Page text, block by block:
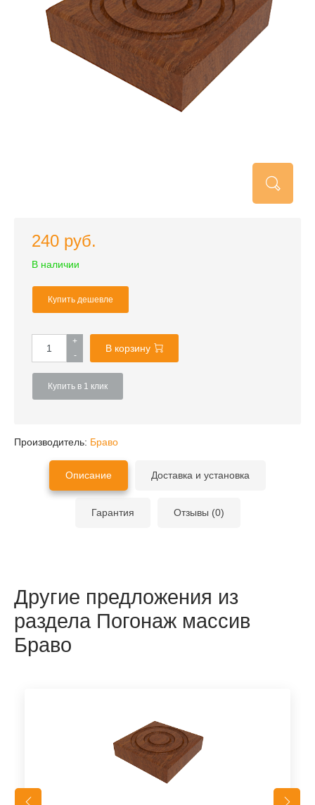
240 руб.
В наличии
Купить дешевле
+
-
В корзину
Купить в 1 клик
Производитель: Браво
Описание Доставка и установка
Гарантия Отзывы (0)
Другие предложения из
раздела Погонаж массив
Браво